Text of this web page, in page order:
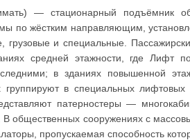
— стационарный подъёмник
по жёстким направляющим,
грузовые и специальные.
средней этажности, где Лифт
в зданиях повышенной
группируют в специальных лифтовых
патерностеры —
общественных сооружениях с
пропускаемая способность